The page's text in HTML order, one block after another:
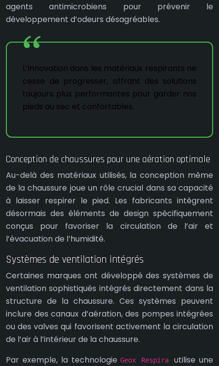
agents antimicrobiens pour prévenir le
développement d’odeurs désagréables.
L’innovation dans les matériaux respirants ne
cesse de progresser, offrant des solutions
toujours plus performantes pour garder nos
pieds au sec et confortables.
Conception de chaussures pour une aération optimale
Au-delà des matériaux utilisés, la conception même
de la chaussure joue un rôle crucial dans sa capacité
à laisser respirer le pied. Les fabricants intègrent
désormais des éléments de design spécifiquement
conçus pour favoriser la circulation de l’air et
l’évacuation de l’humidité.
Systèmes de ventilation intégrés
Certaines marques ont développé des systèmes de
ventilation sophistiqués intégrés directement dans la
structure de la chaussure. Ces systèmes peuvent
inclure des canaux d’aération, des pompes intégrées
ou des valves qui favorisent activement la circulation
de l’air à l’intérieur de la chaussure.
Par exemple, la technologieGeox Respirautilise une